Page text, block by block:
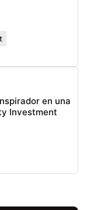
en una
Investment